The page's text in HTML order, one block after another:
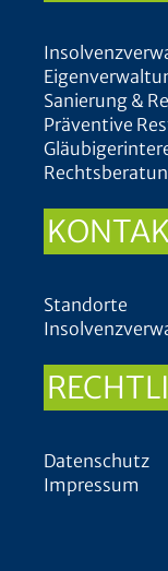
Sanierung &
Präventive
Standorte
Datenschutz
Impressum